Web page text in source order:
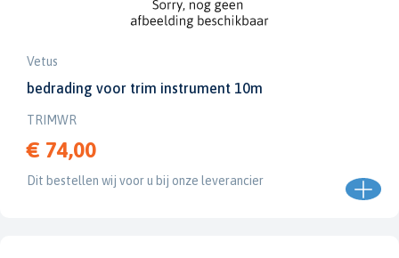
Vetus
bedrading voor trim instrument 10m
TRIMWR
€ 74,00
Dit bestellen wij voor u bij onze leverancier